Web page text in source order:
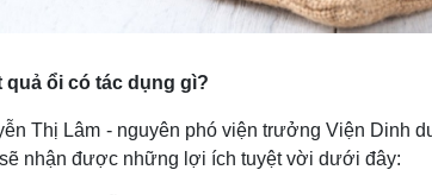
quả ổi có tác dụng gì?
Thị Lâm - nguyên phó viện trưởng Viện Dinh
nhận được những lợi ích tuyệt vời dưới đây: